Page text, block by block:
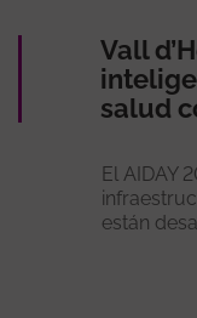
Vall
salud
El AIDAY
están